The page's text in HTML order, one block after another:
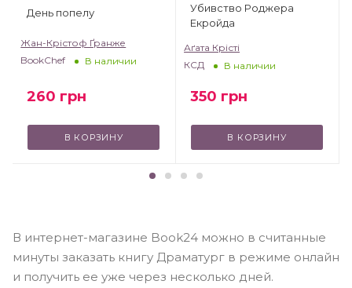
День попелу
Жан-Крістоф Ґранже
BookChef
В наличии
260 грн
В КОРЗИНУ
Убивство Роджера
Екройда
Аґата Крісті
КСД
В наличии
350 грн
В КОРЗИНУ
В интернет-магазине Book24 можно в считанные
минуты заказать книгу Драматург в режиме онлайн
и получить ее уже через несколько дней.